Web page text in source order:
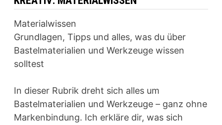
Materialwissen
Grundlagen, Tipps und alles, was du über
Bastelmaterialien und Werkzeuge wissen
solltest
In dieser Rubrik dreht sich alles um
Bastelmaterialien und Werkzeuge – ganz ohne
Markenbindung. Ich erkläre dir, was sich